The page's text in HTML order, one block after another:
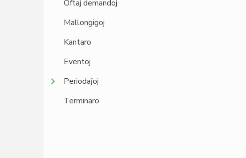
Oftaj demandoj
Mallongigoj
Kantaro
Eventoj
Periodaĵoj
Terminaro